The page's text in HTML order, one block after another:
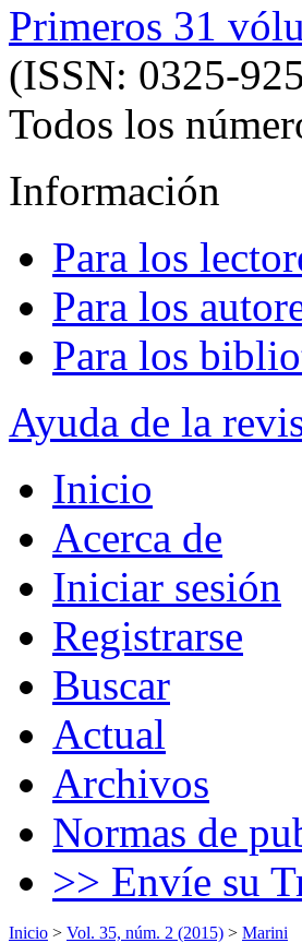
Primeros 31
(ISSN: 0325-
Todos los
Información
Para los
Para los
Para los
Ayuda de la
Inicio
Acerca de
Iniciar sesión
Registrarse
Buscar
Actual
Archivos
Normas de
>> Envíe su
Inicio > Vol. 35, núm. 2 (2015) > Marini